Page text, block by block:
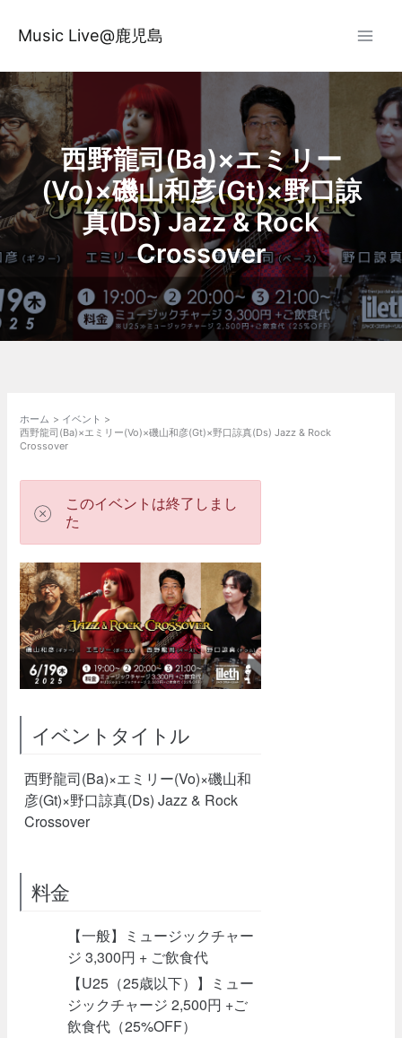
ス
キ
ッ
プ
Music Live@鹿児島
西野龍司(Ba)×エミリー
(Vo)×磯山和彦(Gt)×野口諒
真(Ds) Jazz & Rock
Crossover
ホーム
イベント
西野龍司(Ba)×エミリー(Vo)×磯山和彦(Gt)×野口諒真(Ds) Jazz & Rock
Crossover
このイベントは終了しまし
た
イベントタイトル
西野龍司(Ba)×エミリー(Vo)×磯山和
彦(Gt)×野口諒真(Ds) Jazz & Rock
Crossover
料金
【一般】ミュージックチャー
ジ 3,300円 + ご飲食代
【U25（25歳以下）】ミュー
ジックチャージ 2,500円 +ご
飲食代（25%OFF）